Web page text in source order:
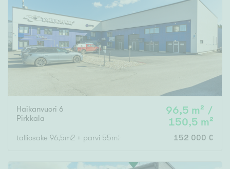
Haikanvuori 6
Pirkkala
96,5 m² /
150,5 m²
talliosake 96,5m2 + parvi 55m2 152 000 €